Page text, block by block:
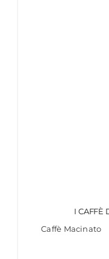
I CAFFÈ
Caffè Macinato